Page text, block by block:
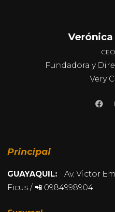
CEO
Fundadora y
Very
Principal
GUAYAQUIL: Av. Victor
Ficus / 📲 0984998904